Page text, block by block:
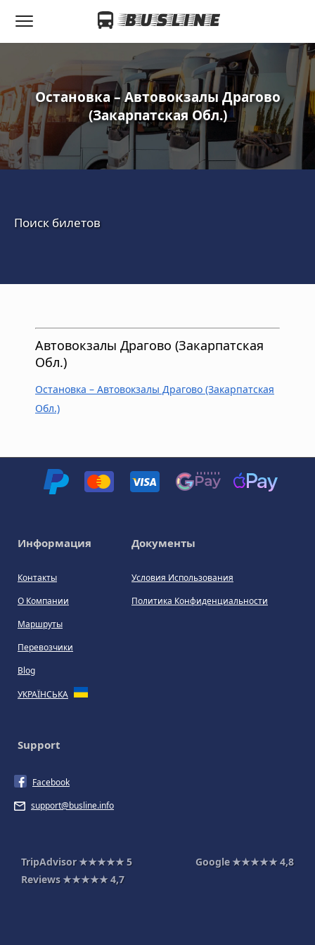
Остановка – Автовокзалы Драгово
(Закарпатская Обл.)
Поиск билетов
Автовокзалы Драгово (Закарпатская
Обл.)
Остановка – Автовокзалы Драгово (Закарпатская
Обл.)
Информация
Контакты
О Компании
Маршруты
Перевозчики
Blog
УКРАЇНСЬКА
Документы
Условия Использования
Политика Конфиденциальности
Support
Facebook
support@busline.info
TripAdvisor ★★★★★5 Google ★★★★★4,8
Reviews ★★★★★4,7